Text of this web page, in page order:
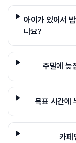
아이가 있어서
나요?
주말에 늦
목표 시간에
카페